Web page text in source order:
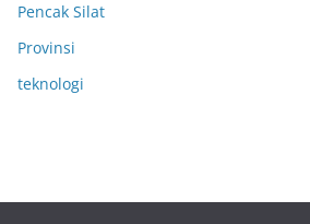
Pencak Silat
Provinsi
teknologi